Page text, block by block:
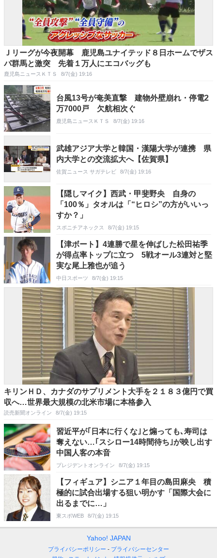
Ｊリーグが今夜開幕 鹿児島ユナイテッド８日ホームでザス
パ群馬と激突 先着１万人にエコバッグも
鹿児島ニュースＫＴＳ 8/7(金) 19:16
台風13号が奄美直撃 建物外壁崩れ・停電2
万7000戸 欠航相次ぐ
鹿児島ニュースＫＴＳ 8/7(金) 19:16
武雄アジア大学と韓国・漢陽大学が連携 県
内大学との交流拡大へ【佐賀県】
佐賀ニュース サガテレビ 8/7(金) 19:16
【隠しマイク】西武・甲斐野央 自身の
「100％」タオルは「“ヒロシ”の方がいいっ
すか？」
スポニチアネックス 8/7(金) 19:15
【津ボート】4連勝で星を伸ばした松田祐季
が得点率トップに立つ 5戦オール3連対と堅
実な尾上雅也が追う
中日スポーツ 8/7(金) 19:15
キリンＨＤ、カナダのサプリメント大手を２１８３億円で買
収へ…世界最大規模の北米市場に本格参入
読売新聞オンライン 8/7(金) 19:15
習近平が｢日本に行くな｣と煽っても､寿司は
奪えない…｢スシロー14時間待ち｣が映し出す
中国人客の本音
プレジデントオンライン 8/7(金) 19:15
【フィギュア】シニア１年目の島田麻央 積
極的に試合出場する狙い明かす「国際大会に
出るまでに…」
東スポWEB 8/7(金) 19:15
Yahoo! JAPAN
プライバシーポリシー
プライバシーセンター